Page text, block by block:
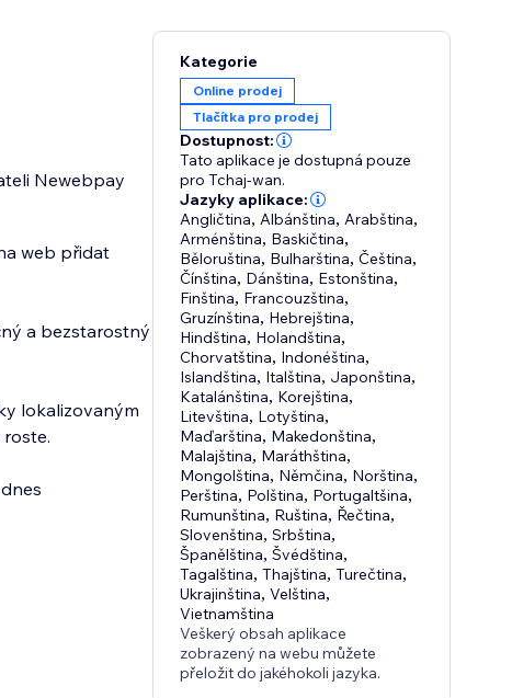
Newebpay
web přidat
a bezstarostný
lokalizovaným
Kategorie
Online prodej
Tlačítka pro prodej
Dostupnost:
Tato aplikace je dostupná pouze
pro Tchaj-wan.
Jazyky aplikace:
Angličtina, Albánština, Arabština,
Arménština, Baskičtina,
Běloruština, Bulharština,Čeština,
Čínština, Dánština, Estonština,
Finština, Francouzština,
Gruzínština, Hebrejština,
Hindština, Holandština,
Chorvatština, Indonéština,
Islandština, Italština, Japonština,
Katalánština, Korejština,
Litevština, Lotyština,
Maďarština, Makedonština,
Malajština, Maráthština,
Mongolština, Němčina, Norština,
Perština, Polština, Portugaltšina,
Rumunština, Ruština, Řečtina,
Slovenština,Srbština,
Španělština,Švédština,
Tagalština,Thajština,Turečtina,
Ukrajinština,Velština,
Vietnamština
Veškerý obsah aplikace
zobrazený na webu můžete
přeložit do jakéhokoli jazyka.